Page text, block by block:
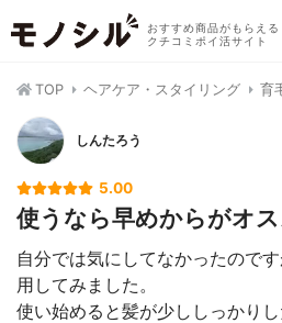
おすすめ商品がもらえる
クチコミポイ活サイト
TOP ヘアケア・スタイリング 育
しんたろう
5.00
使うなら早めからがオス
自分では気にしてなかったので
用してみました。
使い始めると髪が少ししっかり